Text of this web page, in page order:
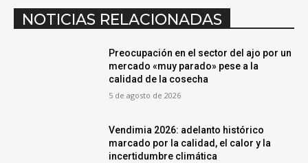
NOTICIAS RELACIONADAS
Preocupación en el sector del ajo por un
mercado «muy parado» pese a la
calidad de la cosecha
5 de agosto de 2026
Vendimia 2026: adelanto histórico
marcado por la calidad, el calor y la
incertidumbre climática